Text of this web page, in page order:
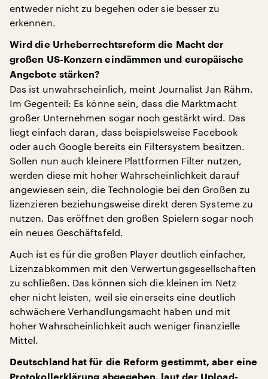
entweder nicht zu begehen oder sie besser zu
erkennen.
Wird die Urheberrechtsreform die Macht der
großen US-Konzern eindämmen und europäische
Angebote stärken?
Das ist unwahrscheinlich, meint Journalist Jan Rähm.
Im Gegenteil: Es könne sein, dass die Marktmacht
großer Unternehmen sogar noch gestärkt wird. Das
liegt einfach daran, dass beispielsweise Facebook
oder auch Google bereits ein Filtersystem besitzen.
Sollen nun auch kleinere Plattformen Filter nutzen,
werden diese mit hoher Wahrscheinlichkeit darauf
angewiesen sein, die Technologie bei den Großen zu
lizenzieren beziehungsweise direkt deren Systeme zu
nutzen. Das eröffnet den großen Spielern sogar noch
ein neues Geschäftsfeld.
Auch ist es für die großen Player deutlich einfacher,
Lizenzabkommen mit den Verwertungsgesellschaften
zu schließen. Das können sich die kleinen im Netz
eher nicht leisten, weil sie einerseits eine deutlich
schwächere Verhandlungsmacht haben und mit
hoher Wahrscheinlichkeit auch weniger finanzielle
Mittel.
Deutschland hat für die Reform gestimmt, aber eine